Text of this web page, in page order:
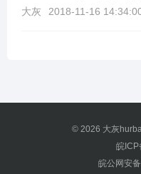
IntelliJ ID...
大灰 2018-11-16
© 2026 大灰
皖
皖公网安